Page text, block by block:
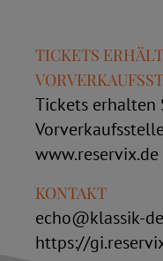
TICKETS
Tickets erhalten
www.reservix.de
KONTAKT
echo@klassik-
https://